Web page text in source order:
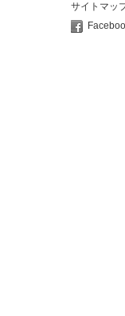
サイトマッ